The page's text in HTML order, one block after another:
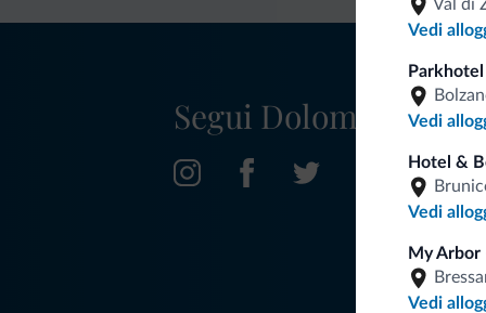
Val di
Vedi
Vedi
Hotel &
Vedi
My Arbor
Vedi
Segui Dolomiti.it